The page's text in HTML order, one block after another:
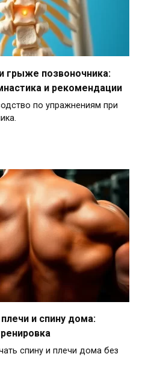
грыже позвоночника:
и рекомендации
по упражнениям при
и спину дома:
спину и плечи дома без